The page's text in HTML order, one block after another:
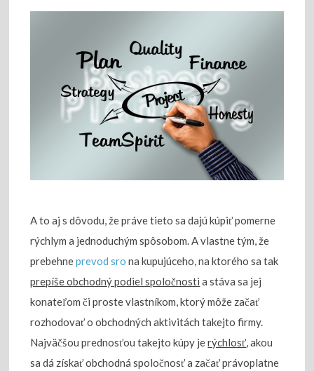
A to aj s dôvodu, že práve tieto sa dajú kúpiť pomerne
rýchlym a jednoduchým spôsobom. A vlastne tým, že
prebehneprevod sro na kupujúceho, na ktorého sa tak
prepíše obchodný podiel spoločnosti a stáva sa jej
konateľom či proste vlastníkom, ktorý môže začať
rozhodovať o obchodných aktivitách takejto firmy.
Najväčšou prednosťou takejto kúpy jerýchlosť, akou
sa dá získať obchodná spoločnosť a začať právoplatne